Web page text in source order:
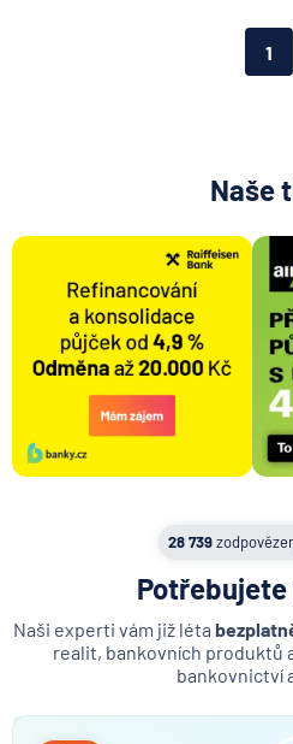
Hasičská vzájemná
HDI Versicherung AG
HSBC Bank plc - pobočka
ING Bank N. V.
J&T BANKA
KB Penzijní společnost
Komerční banka
Komerční pojišťovna
Kooperativa pojišťovna
MetLife Europe d.a.c.
Modrá pyramida stavební
MONETA Money Bank
Moneta Stavební spořitelna
1
Naše
28 739
Naši experti vám již léta
realit, bankovních produktů
bankovnictví